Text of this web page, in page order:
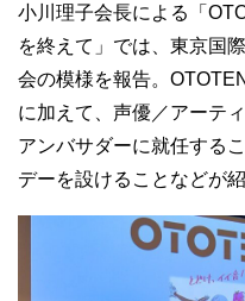
小川理子会長による「
を終えて」では、東京国
会の模様を報告。
に加えて、声優／アーテ
アンバサダーに就任する
デーを設けることなどが